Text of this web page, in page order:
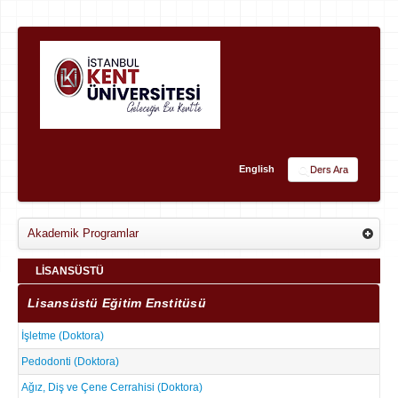
English Ders Ara
Akademik Programlar
LİSANSÜSTÜ
Lisansüstü Eğitim Enstitüsü
İşletme (Doktora)
Pedodonti (Doktora)
Ağız, Diş ve Çene Cerrahisi (Doktora)